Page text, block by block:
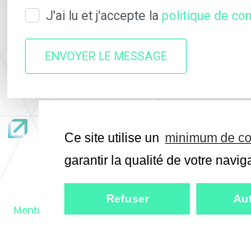
Ce site utilise un minimum de
garantir la qualité de votre
Refuser
J'ai lu et j'accepte lapolitique de
ENVOYER LE MESSAGE
Mentions légales & politique de confidentialité